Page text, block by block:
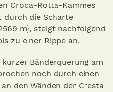
Croda-Rotta-Kammes
durch die Scharte
m), steigt nachfolgend
zu einer Rippe an.
Bänderquerung am
noch durch einen
den Wänden der Cresta